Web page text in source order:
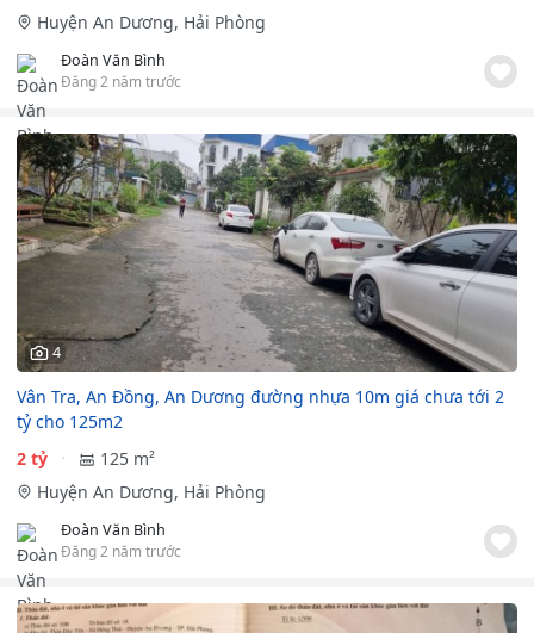
Huyện An Dương, Hải Phòng
Đoàn Văn Bình
Đăng 2 năm trước
4
Vân Tra, An Đồng, An Dương đường nhựa 10m giá chưa tới 2
tỷ cho 125m2
2 tỷ
125 m²
Huyện An Dương, Hải Phòng
Đoàn Văn Bình
Đăng 2 năm trước